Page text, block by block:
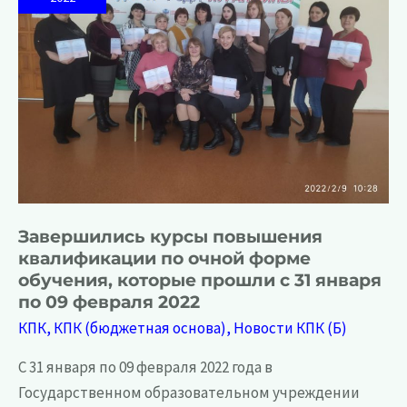
Завершились курсы повышения
квалификации по очной форме
обучения, которые прошли с 31 января
по 09 февраля 2022
КПК, КПК (бюджетная основа), Новости КПК (Б)
С 31 января по 09 февраля 2022 года в
Государственном образовательном учреждении